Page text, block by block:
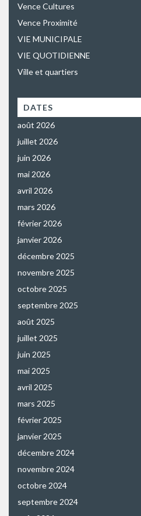
Vence Cultures
Vence Proximité
VIE MUNICIPALE
VIE QUOTIDIENNE
Ville et quartiers
DATES
août 2026
juillet 2026
juin 2026
mai 2026
avril 2026
mars 2026
février 2026
janvier 2026
décembre 2025
novembre 2025
octobre 2025
septembre 2025
août 2025
juillet 2025
juin 2025
mai 2025
avril 2025
mars 2025
février 2025
janvier 2025
décembre 2024
novembre 2024
octobre 2024
septembre 2024